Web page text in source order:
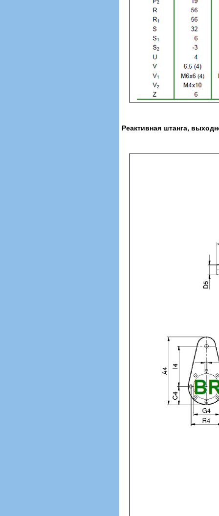
Реактивная штанга,